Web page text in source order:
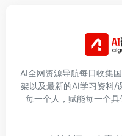
AI全网资源导航每日收集
架以及最新的AI学习资料/
每一个人，赋能每一个